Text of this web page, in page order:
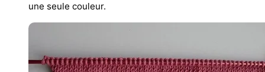
une seule couleur.